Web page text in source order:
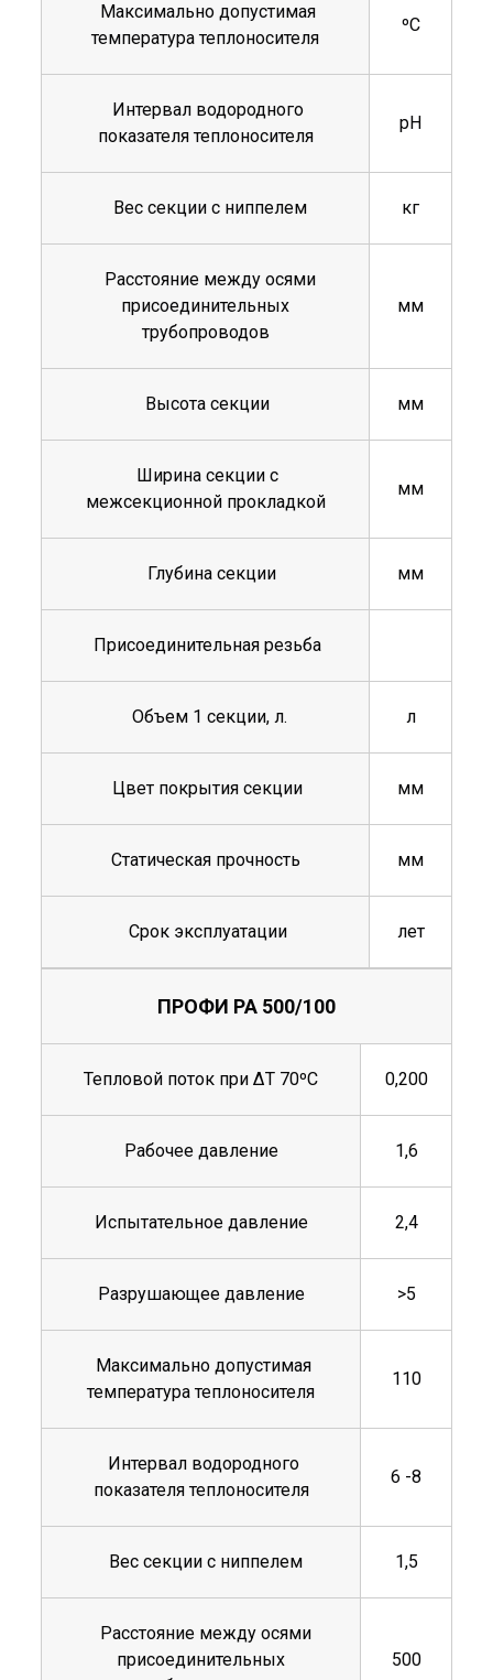
Максимально допустимая
температура теплоносителя
ºС
Интервал водородного
показателя теплоносителя
рН
Вес секции с ниппелем кг
Расстояние между осями
присоединительных
трубопроводов
мм
Высота секции мм
Ширина секции с
межсекционной прокладкой
мм
Глубина секции мм
Присоединительная резьба
Объем 1 секции, л. л
Цвет покрытия секции мм
Статическая прочность мм
Срок эксплуатации лет
ПРОФИ РА 500/100
Тепловой поток при ΔТ 70ºС 0,200
Рабочее давление 1,6
Испытательное давление 2,4
Разрушающее давление >5
Максимально допустимая
температура теплоносителя
110
Интервал водородного
показателя теплоносителя
6 -8
Вес секции с ниппелем 1,5
Расстояние между осями
присоединительных
500